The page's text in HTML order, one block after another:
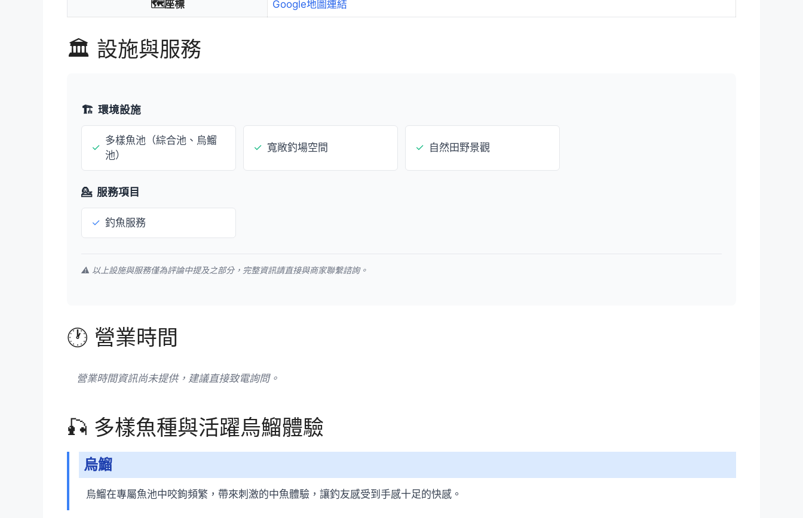
🗺️座標 Google地圖連結
🏛️ 設施與服務
🏗️ 環境設施
✓
多樣魚池（綜合池、烏鰡
池）
✓ 寬敞釣場空間 ✓ 自然田野景觀
💁 服務項目
✓ 釣魚服務
⚠️ 以上設施與服務僅為評論中提及之部分，完整資訊請直接與商家聯繫諮詢。
🕐 營業時間
營業時間資訊尚未提供，建議直接致電詢問。
🎣 多樣魚種與活躍烏鰡體驗
烏鰡
烏鰡在專屬魚池中咬鉤頻繁，帶來刺激的中魚體驗，讓釣友感受到手感十足的快感。